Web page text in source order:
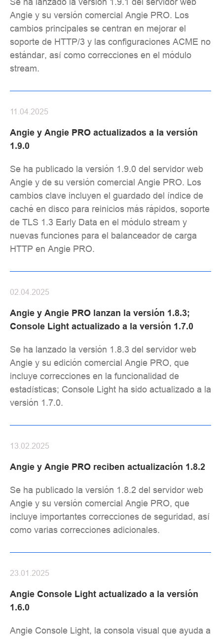
Angie y su versión comercial Angie PRO. Los
cambios principales se centran en mejorar el
soporte de HTTP/3 y las configuraciones ACME no
estándar, así como correcciones en el módulo
stream.
Angie y Angie PRO actualizados a la versión
1.9.0
11.04.2025
Se ha publicado la versión 1.9.0 del servidor web
Angie y de su versión comercial Angie PRO. Los
cambios clave incluyen el guardado del índice de
caché en disco para reinicios más rápidos, soporte
de TLS 1.3 Early Data en el módulo stream y
nuevas funciones para el balanceador de carga
HTTP en Angie PRO.
Angie y Angie PRO lanzan la versión 1.8.3;
Console Light actualizado a la versión 1.7.0
02.04.2025
Se ha lanzado la versión 1.8.3 del servidor web
Angie y su edición comercial Angie PRO, que
incluye correcciones en la funcionalidad de
estadísticas; Console Light ha sido actualizado a la
versión 1.7.0.
Angie y Angie PRO reciben actualización 1.8.2
13.02.2025
Se ha publicado la versión 1.8.2 del servidor web
Angie y su versión comercial Angie PRO, que
incluye importantes correcciones de seguridad, así
como varias correcciones adicionales.
Angie Console Light actualizado a la versión
1.6.0
23.01.2025
Angie Console Light, la consola visual que ayuda a